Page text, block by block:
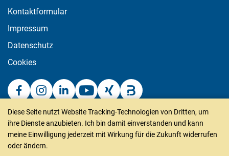
Kontaktformular
Impressum
Datenschutz
Cookies
puren gmbh
Rengoldshauser Str. 4
88662 Überlingen
Diese Seite nutzt Website Tracking-Technologien von Dritten, um
ihre Dienste anzubieten. Ich bin damit einverstanden und kann
meine Einwilligung jederzeit mit Wirkung für die Zukunft widerrufen
oder ändern.